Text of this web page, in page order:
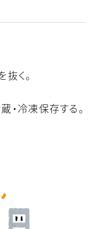
く。
・冷凍保存する。